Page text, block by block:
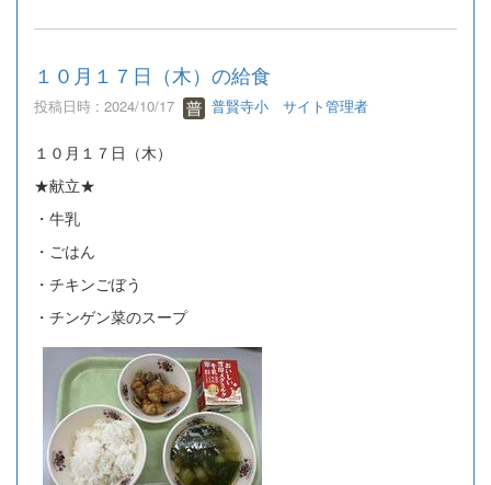
１０月１７日（木）の給食
投稿日時 : 2024/10/17 普賢寺小 サイト管理者
１０月１７日（木）
★献立★
・牛乳
・ごはん
・チキンごぼう
・チンゲン菜のスープ